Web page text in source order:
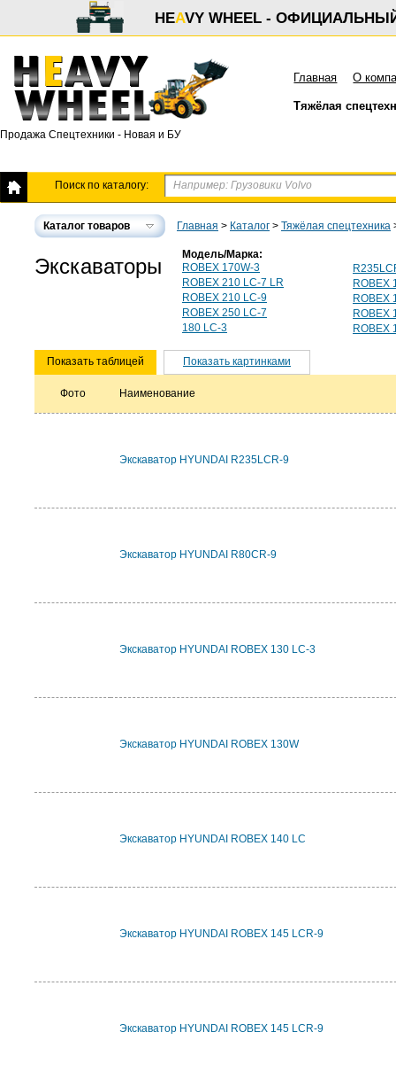
HEAVY WHEEL -
Продажа Спецтехники - Новая и БУ
Главная О
Тяжёлая
Поиск по каталогу:
Каталог товаров Главная > Каталог > Тяжёлая спецтехника
Экскаваторы
Модель/Марка:
ROBEX 170W-3
ROBEX 210 LC-7 LR
ROBEX 210 LC-9
ROBEX 250 LC-7
180 LC-3
ROBEX
ROBEX
ROBEX
ROBEX
Показать таблицей Показать картинками
Фото Наименование
Экскаватор HYUNDAI R235LCR-9
Экскаватор HYUNDAI R80CR-9
Экскаватор HYUNDAI ROBEX 130 LC-3
Экскаватор HYUNDAI ROBEX 130W
Экскаватор HYUNDAI ROBEX 140 LC
Экскаватор HYUNDAI ROBEX 145 LCR-9
Экскаватор HYUNDAI ROBEX 145 LCR-9